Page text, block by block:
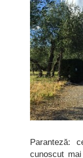
Paranteză:
cunoscut